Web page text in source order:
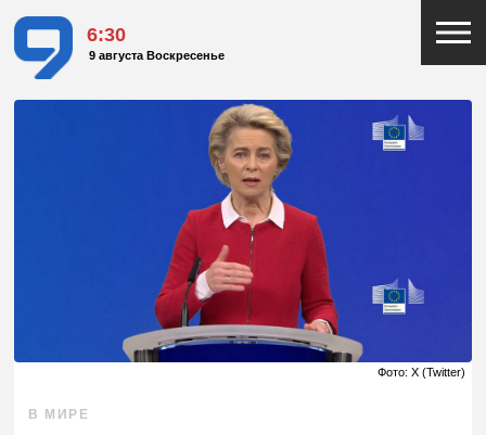
6:30
9 августа Воскресенье
Фото: X (Twitter)
В МИРЕ